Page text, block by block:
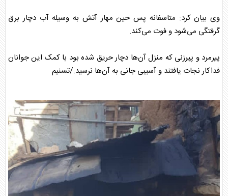
وی بیان کرد: متاسفانه پس حین مهار آتش به وسیله آب دچار برق
گرفتگی می‌شود و فوت می‌کند.
پیرمرد و پیرزنی که منزل آن‌ها دچار حریق شده بود با کمک این جوانان
فداکار نجات یافتند و آسیبی جانی به آن‌ها نرسید./تسنیم